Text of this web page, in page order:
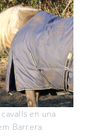
en una
Barrera